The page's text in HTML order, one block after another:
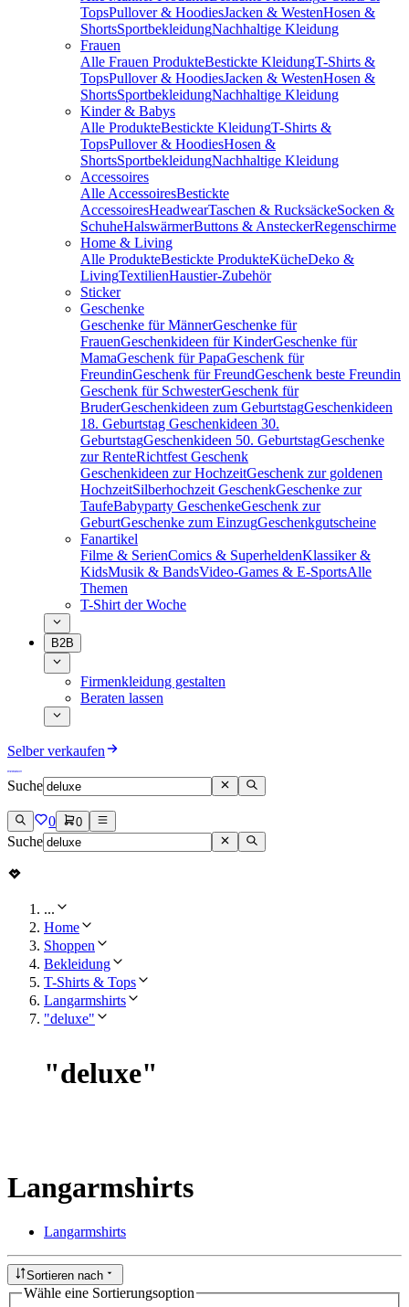
TopsPullover & HoodiesJacken & WestenHosen &
ShortsSportbekleidungNachhaltige Kleidung
Frauen
Alle Frauen ProdukteBestickte KleidungT-Shirts &
TopsPullover & HoodiesJacken & WestenHosen &
ShortsSportbekleidungNachhaltige Kleidung
Kinder & Babys
Alle ProdukteBestickte KleidungT-Shirts &
TopsPullover & HoodiesHosen &
ShortsSportbekleidungNachhaltige Kleidung
Accessoires
Alle AccessoiresBestickte
AccessoiresHeadwearTaschen & RucksäckeSocken &
SchuheHalswärmerButtons & AnsteckerRegenschirme
Home & Living
Alle ProdukteBestickte ProdukteKücheDeko &
LivingTextilienHaustier-Zubehör
Sticker
Geschenke
Geschenke für MännerGeschenke für
FrauenGeschenkideen für KinderGeschenke für
MamaGeschenk für PapaGeschenk für
FreundinGeschenk für FreundGeschenk beste Freundin
Geschenk für SchwesterGeschenk für
BruderGeschenkideen zum GeburtstagGeschenkideen
18. Geburtstag Geschenkideen 30.
GeburtstagGeschenkideen 50. GeburtstagGeschenke
zur RenteRichtfest Geschenk
Geschenkideen zur HochzeitGeschenk zur goldenen
HochzeitSilberhochzeit GeschenkGeschenke zur
TaufeBabyparty GeschenkeGeschenk zur
GeburtGeschenke zum EinzugGeschenkgutscheine
Fanartikel
Filme & SerienComics & SuperheldenKlassiker &
KidsMusik & BandsVideo-Games & E-SportsAlle
Themen
T-Shirt der Woche
B2B
Firmenkleidung gestalten
Beraten lassen
Selber verkaufen
Suche
0 0
Suche
...
Home
Shoppen
Bekleidung
T-Shirts & Tops
Langarmshirts
"deluxe"
"deluxe"
Langarmshirts
Langarmshirts
Sortieren nach
Wähle eine Sortierungsoption